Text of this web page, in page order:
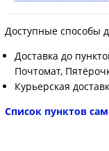
Доступные способы
Доставка до
Почтомат,
Курьерская
Список пунктов